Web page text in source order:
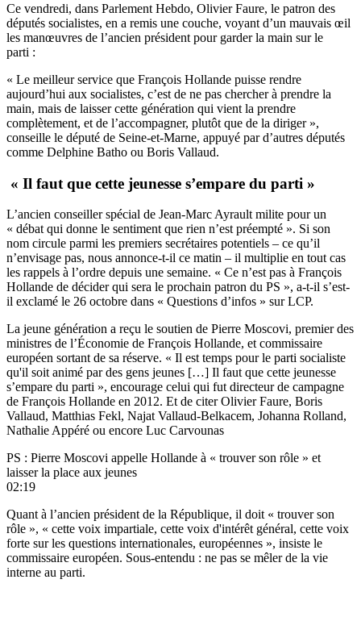
Ce vendredi, dans Parlement Hebdo, Olivier Faure, le patron des
députés socialistes, en a remis une couche, voyant d’un mauvais œil
les manœuvres de l’ancien président pour garder la main sur le
parti :
« Le meilleur service que François Hollande puisse rendre
aujourd’hui aux socialistes, c’est de ne pas chercher à prendre la
main, mais de laisser cette génération qui vient la prendre
complètement, et de l’accompagner, plutôt que de la diriger »,
conseille le député de Seine-et-Marne, appuyé par d’autres députés
comme Delphine Batho ou Boris Vallaud.
« Il faut que cette jeunesse s’empare du parti »
L’ancien conseiller spécial de Jean-Marc Ayrault milite pour un
« débat qui donne le sentiment que rien n’est préempté ». Si son
nom circule parmi les premiers secrétaires potentiels – ce qu’il
n’envisage pas, nous annonce-t-il ce matin – il multiplie en tout cas
les rappels à l’ordre depuis une semaine. « Ce n’est pas à François
Hollande de décider qui sera le prochain patron du PS », a-t-il s’est-
il exclamé le 26 octobre dans « Questions d’infos » sur LCP.
La jeune génération a reçu le soutien de Pierre Moscovi, premier des
ministres de l’Économie de François Hollande, et commissaire
européen sortant de sa réserve. « Il est temps pour le parti socialiste
qu'il soit animé par des gens jeunes […] Il faut que cette jeunesse
s’empare du parti », encourage celui qui fut directeur de campagne
de François Hollande en 2012. Et de citer Olivier Faure, Boris
Vallaud, Matthias Fekl, Najat Vallaud-Belkacem, Johanna Rolland,
Nathalie Appéré ou encore Luc Carvounas
PS : Pierre Moscovi appelle Hollande à « trouver son rôle » et
laisser la place aux jeunes
02:19
Quant à l’ancien président de la République, il doit « trouver son
rôle », « cette voix impartiale, cette voix d'intérêt général, cette voix
forte sur les questions internationales, européennes », insiste le
commissaire européen. Sous-entendu : ne pas se mêler de la vie
interne au parti.